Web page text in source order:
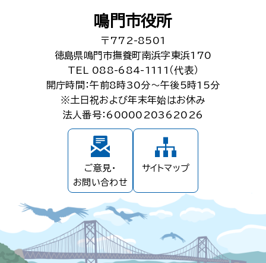
鳴門市役所
〒772-8501
徳島県鳴門市撫養町南浜字東浜170
TEL 088-684-1111（代表）
開庁時間：午前8時30分～午後5時15分
※土日祝および年末年始はお休み
法人番号：6000020362026
ご意見・
お問い合わせ
サイトマップ